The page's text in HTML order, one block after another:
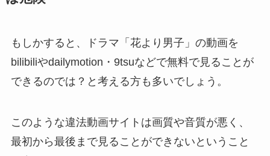
もしかすると、ドラマ「花より男子」の動画を
bilibiliやdailymotion・9tsuなどで無料で見ることが
できるのでは？と考える方も多いでしょう。
このような違法動画サイトは画質や音質が悪く、
最初から最後まで見ることができないということ